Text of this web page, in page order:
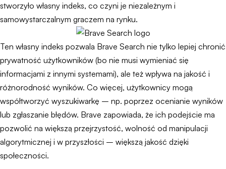
stworzyło własny indeks, co czyni je niezależnym i
samowystarczalnym graczem na rynku.
Ten własny indeks pozwala Brave Search nie tylko lepiej chronić
prywatność użytkowników (bo nie musi wymieniać się
informacjami z innymi systemami), ale też wpływa na jakość i
różnorodność wyników. Co więcej, użytkownicy mogą
współtworzyć wyszukiwarkę – np. poprzez ocenianie wyników
lub zgłaszanie błędów. Brave zapowiada, że ich podejście ma
pozwolić na większą przejrzystość, wolność od manipulacji
algorytmicznej i w przyszłości – większą jakość dzięki
społeczności.